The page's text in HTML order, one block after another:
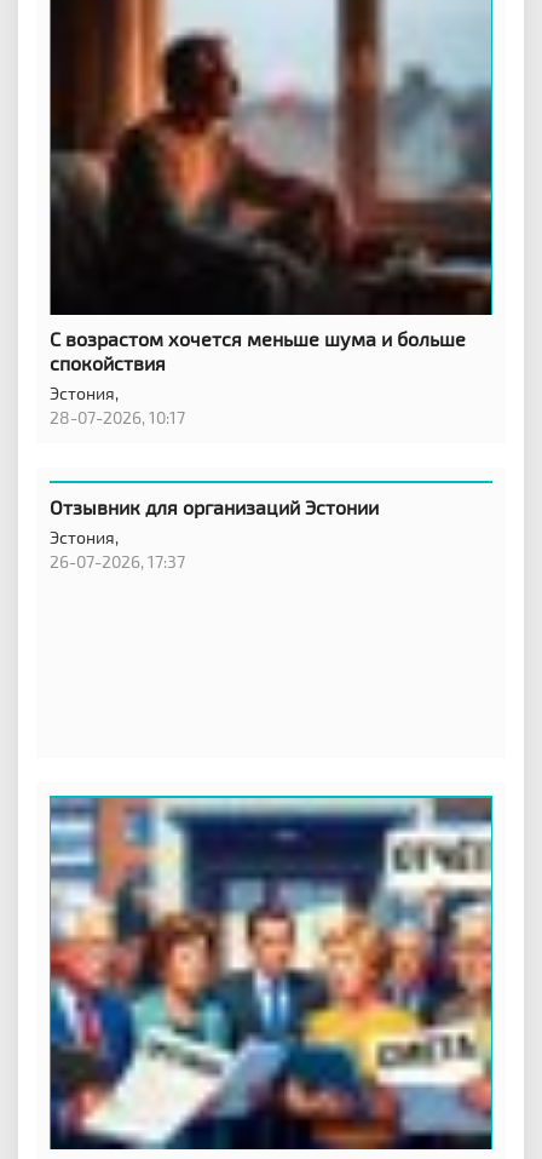
С возрастом хочется меньше шума и больше
спокойствия
Эстония,
28-07-2026, 10:17
Отзывник для организаций Эстонии
Эстония,
26-07-2026, 17:37